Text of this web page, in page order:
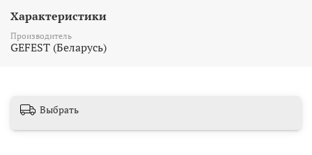
Характеристики
Производитель
GEFEST (Беларусь)
Выбрать